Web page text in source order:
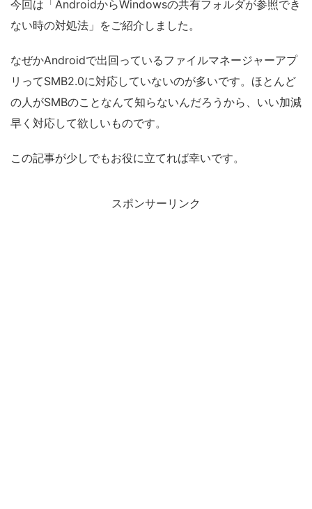
今回は「AndroidからWindowsの共有フォルダが参照でき
ない時の対処法」をご紹介しました。
なぜかAndroidで出回っているファイルマネージャーアプ
リってSMB2.0に対応していないのが多いです。ほとんど
の人がSMBのことなんて知らないんだろうから、いい加減
早く対応して欲しいものです。
この記事が少しでもお役に立てれば幸いです。
スポンサーリンク